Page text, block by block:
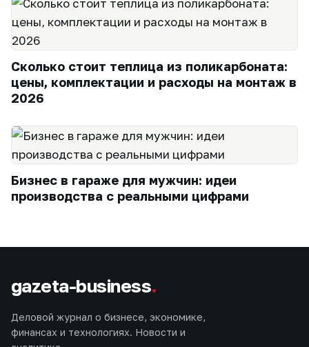
Сколько стоит теплица из поликарбоната:
цены, комплектации и расходы на монтаж в
2026
Бизнес в гараже для мужчин: идеи
производства с реальными цифрами
gazeta-business.
Деловой журнал о бизнесе, экономике,
финансах и технологиях. Новости и